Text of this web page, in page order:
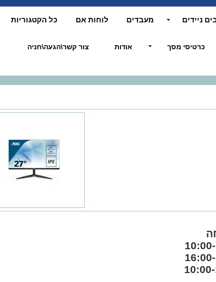
ניידים מעבדים לוחות אם כל הקטגוריות
כרטיסי מסך אודות צור קשר\הגעה\חניה